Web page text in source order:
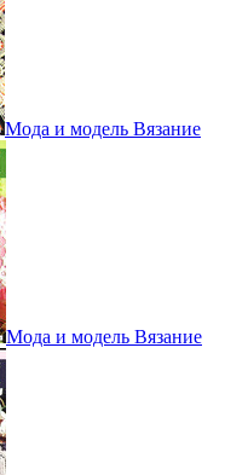
Мода и модель Вязание
Мода и модель Вязание